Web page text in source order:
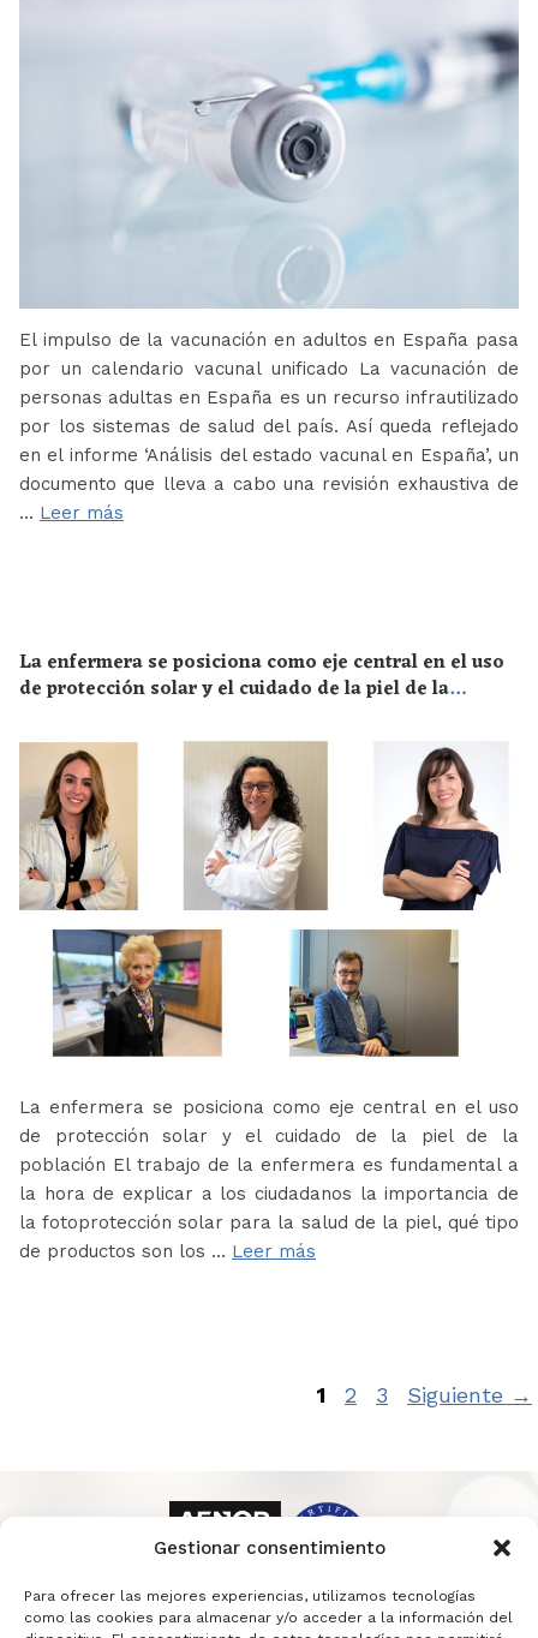
Gestionar consentimiento
Para ofrecer las mejores experiencias, utilizamos tecnologías
como las cookies para almacenar y/o acceder a la información del
El impulso de la vacunación en adultos en España pasa
por un calendario vacunal unificado La vacunación de
personas adultas en España es un recurso infrautilizado
por los sistemas de salud del país. Así queda reflejado
en el informe ‘Análisis del estado vacunal en España’, un
documento que lleva a cabo una revisión exhaustiva de
… Leer más
La enfermera se posiciona como eje central en el uso
de protección solar y el cuidado de la piel de la
La enfermera se posiciona como eje central en el uso
de protección solar y el cuidado de la piel de la
población El trabajo de la enfermera es fundamental a
la hora de explicar a los ciudadanos la importancia de
la fotoprotección solar para la salud de la piel, qué tipo
de productos son los … Leer más
Página
1 Página
2 Página
3 Siguiente →